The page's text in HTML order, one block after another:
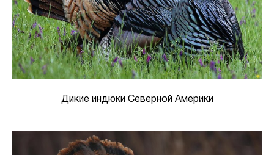
Дикие индюки Северной Америки